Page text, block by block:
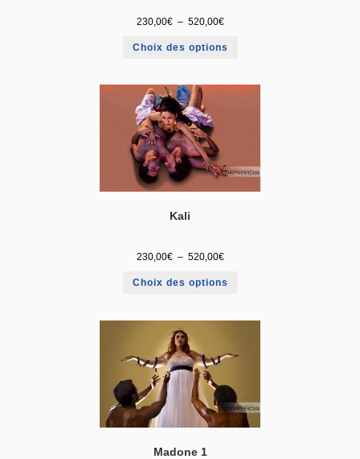
230,00€ – 520,00€
Choix des options
Kali
230,00€ – 520,00€
Choix des options
Madone 1